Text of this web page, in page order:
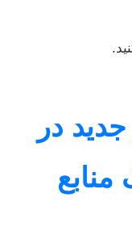
در